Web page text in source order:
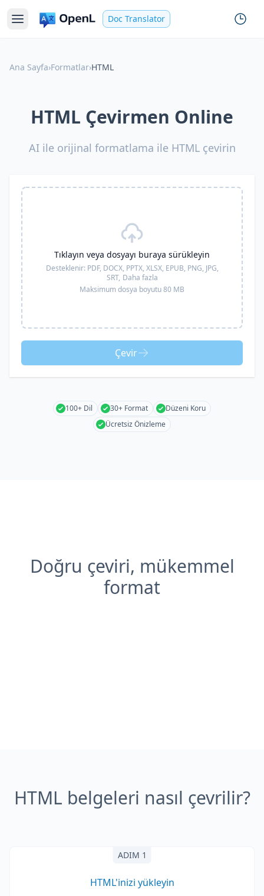
Doc Translator
Ana Sayfa›Formatlar›HTML
HTML Çevirmen Online
AI ile orijinal formatlama ile HTML çevirin
Tıklayın veya dosyayı buraya sürükleyin
Desteklenir: PDF, DOCX, PPTX, XLSX, EPUB, PNG, JPG,
SRT, Daha fazla
Maksimum dosya boyutu 80 MB
Çevir
100+ Dil 30+ Format
Düzeni Koru
Ücretsiz Önizleme
Doğru çeviri, mükemmel
format
HTML belgeleri nasıl çevrilir?
ADIM 1
HTML'inizi yükleyin